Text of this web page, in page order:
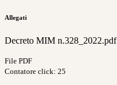
Allegati
Decreto MIM n.328_2022.pdf
File PDF
Contatore click: 25